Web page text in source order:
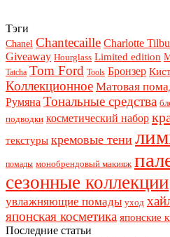
Тэги
Chanel Chantecaille Charlotte
Giveaway Hourglass Limited edition
Tatcha Tom Ford Tools Бронзер
Коллекционное Матовая
Румяна Тональные средства
подводки косметический набор
текстуры кремовые тени
помады монобрендовый макияж
сезонные коллекции
увлажняющие помады уход
японская косметика японские
Последние статьи